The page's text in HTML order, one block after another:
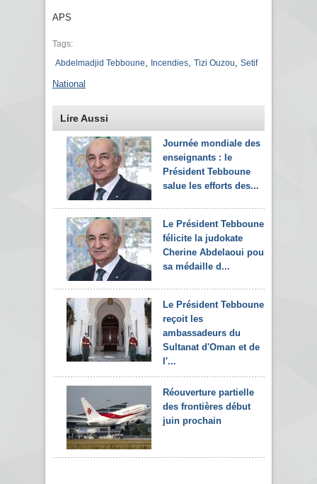
APS
Tags:
Abdelmadjid Tebboune
Incendies Tizi Ouzou Setif
National
Lire Aussi
Journée mondiale des
enseignants : le
Président Tebboune
salue les efforts des...
Le Président Tebboune
félicite la judokate
Cherine Abdelaoui pour
sa médaille d...
Le Président Tebboune
reçoit les
ambassadeurs du
Sultanat d'Oman et de
l'...
Réouverture partielle
des frontières début
juin prochain